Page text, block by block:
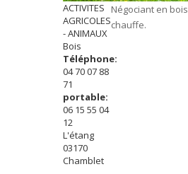
ACTIVITES
AGRICOLES
- ANIMAUX
Bois
Téléphone:
04 70 07 88
71
portable:
06 15 55 04
12
L'étang
03170
Chamblet
Négociant en
chauffe.